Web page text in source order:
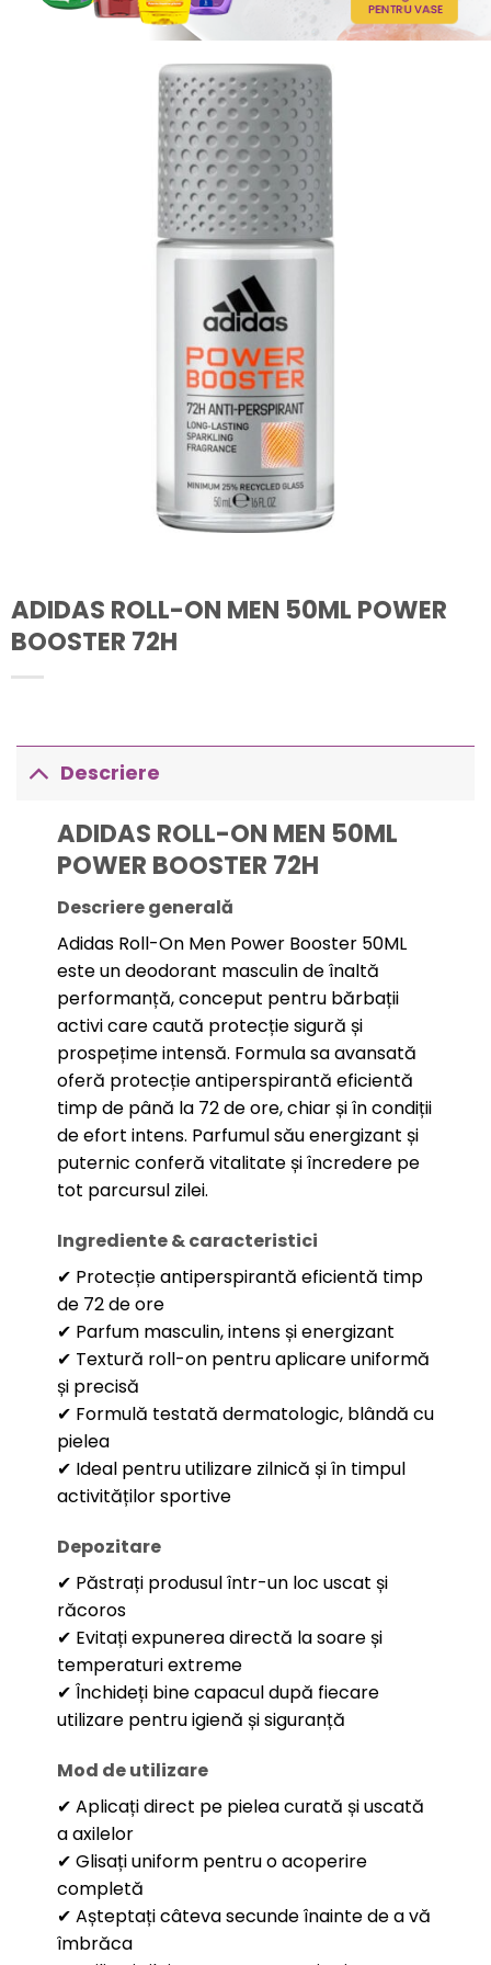
ADIDAS ROLL-ON MEN 50ML POWER
BOOSTER 72H
Descriere
ADIDAS ROLL-ON MEN 50ML
POWER BOOSTER 72H
Descriere generală
Adidas Roll-On Men Power Booster 50ML
este un deodorant masculin de înaltă
performanță, conceput pentru bărbații
activi care caută protecție sigură și
prospețime intensă. Formula sa avansată
oferă protecție antiperspirantă eficientă
timp de până la 72 de ore, chiar și în condiții
de efort intens. Parfumul său energizant și
puternic conferă vitalitate și încredere pe
tot parcursul zilei.
Ingrediente & caracteristici
✔ Protecție antiperspirantă eficientă timp
de 72 de ore
✔ Parfum masculin, intens și energizant
✔ Textură roll-on pentru aplicare uniformă
și precisă
✔ Formulă testată dermatologic, blândă cu
pielea
✔ Ideal pentru utilizare zilnică și în timpul
activităților sportive
Depozitare
✔ Păstrați produsul într-un loc uscat și
răcoros
✔ Evitați expunerea directă la soare și
temperaturi extreme
✔ Închideți bine capacul după fiecare
utilizare pentru igienă și siguranță
Mod de utilizare
✔ Aplicați direct pe pielea curată și uscată
a axilelor
✔ Glisați uniform pentru o acoperire
completă
✔ Așteptați câteva secunde înainte de a vă
îmbrăca